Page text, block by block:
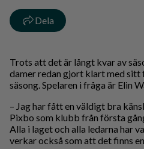
Dela
Trots att det är långt kvar av
damer redan gjort klart med
säsong. Spelaren i fråga är Elin
– Jag har fått en väldigt bra
Pixbo som klubb från första
Alla i laget och alla ledarna har
verkar också som att det finns